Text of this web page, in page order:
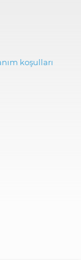
koşulları